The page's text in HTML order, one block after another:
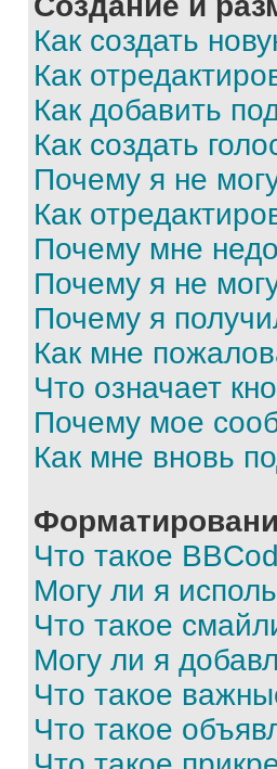
Как создать
Как
Как добавить
Как создать
Почему я не
Как
Почему мне
Почему я не
Почему я
Как мне
Что означает
Почему мое
Как мне вновь
Что такое
Могу ли я
Что такое
Могу ли я
Что такое
Что такое